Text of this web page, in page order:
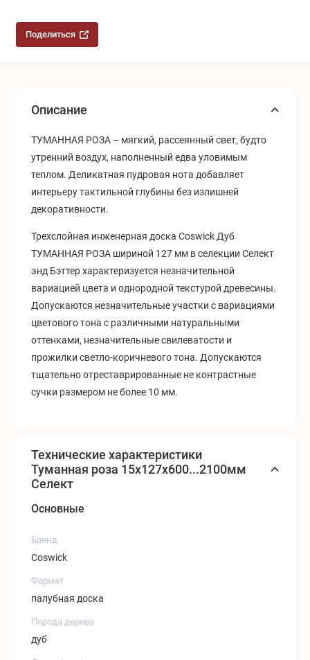
Поделиться
Описание
ТУМАННАЯ РОЗА – мягкий, рассеянный свет, будто
утренний воздух, наполненный едва уловимым
теплом. Деликатная пудровая нота добавляет
интерьеру тактильной глубины без излишней
декоративности.
Трехслойная инженерная доска Coswick Дуб
ТУМАННАЯ РОЗА шириной 127 мм в селекции Селект
энд Бэттер характеризуется незначительной
вариацией цвета и однородной текстурой древесины.
Допускаются незначительные участки с вариациями
цветового тона с различными натуральными
оттенками, незначительные свилеватости и
прожилки светло-коричневого тона. Допускаются
тщательно отреставрированные не контрастные
сучки размером не более 10 мм.
Технические характеристики
Туманная роза 15x127x600...2100мм
Селект
Основные
Бренд
Coswick
Формат
палубная доска
Порода дерева
дуб